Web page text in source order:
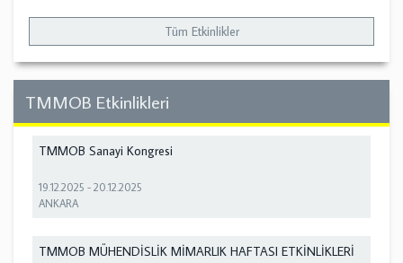
Tüm Etkinlikler
TMMOB Etkinlikleri
TMMOB Sanayi Kongresi
19.12.2025 -20.12.2025
ANKARA
TMMOB MÜHENDİSLİK MİMARLIK HAFTASI ETKİNLİKLERİ